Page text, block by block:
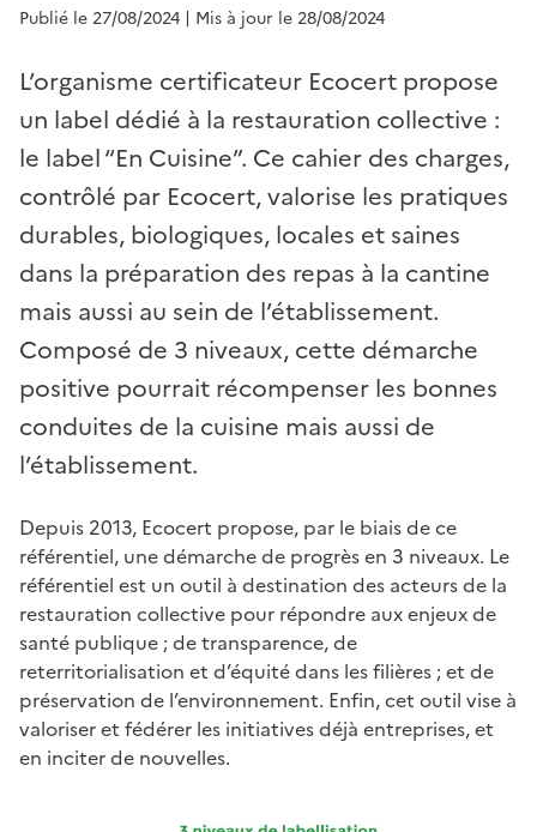
Publié le 27/08/2024 | Mis à jour le 28/08/2024
L’organisme certificateur Ecocert propose
un label dédié à la restauration collective :
le label “En Cuisine”. Ce cahier des charges,
contrôlé par Ecocert, valorise les pratiques
durables, biologiques, locales et saines
dans la préparation des repas à la cantine
mais aussi au sein de l’établissement.
Composé de 3 niveaux, cette démarche
positive pourrait récompenser les bonnes
conduites de la cuisine mais aussi de
l’établissement.
Depuis 2013, Ecocert propose, par le biais de ce
référentiel, une démarche de progrès en 3 niveaux. Le
référentiel est un outil à destination des acteurs de la
restauration collective pour répondre aux enjeux de
santé publique ; de transparence, de
reterritorialisation et d’équité dans les filières ; et de
préservation de l’environnement. Enfin, cet outil vise à
valoriser et fédérer les initiatives déjà entreprises, et
en inciter de nouvelles.